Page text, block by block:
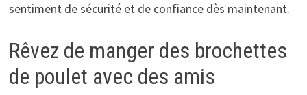
sentiment de sécurité et de confiance dès maintenant.
Rêvez de manger des brochettes
de poulet avec des amis